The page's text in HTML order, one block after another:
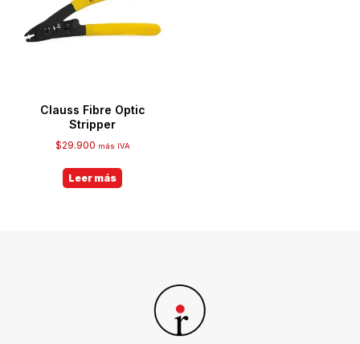
Clauss Fibre Optic
Stripper
$29.900 más IVA
Leer más